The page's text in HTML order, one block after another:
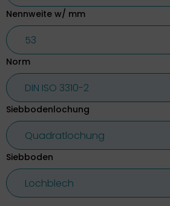
Nennweite w/ mm
Norm
Siebbodenlochung
Siebboden